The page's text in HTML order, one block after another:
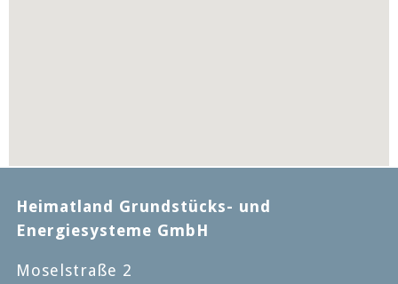
Heimatland Grundstücks- und
Energiesysteme GmbH
Moselstraße 2